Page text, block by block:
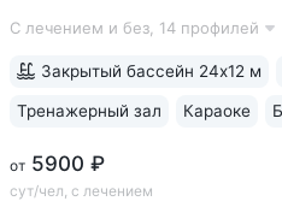
корпуса в духе «сталинского
С лечением и без, 14 профилей
от 5900 ₽
сут/чел, с лечением
Закрытый бассейн 24х12 м
Тренажерный зал Караоке